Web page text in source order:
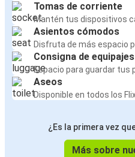
Tomas de corriente
Mantén tus dispositivos
Asientos cómodos
Disfruta de más espacio
Consigna de equipajes
Espacio para guardar tus
Aseos
Disponible en todos los
¿Es la primera vez
Más sobre